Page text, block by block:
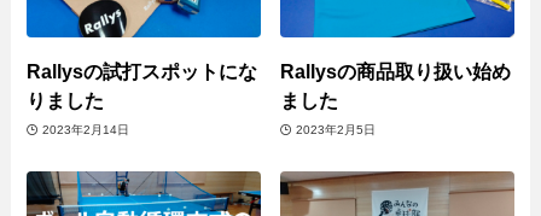
Rallysの試打スポットにな
りました
2023年2月14日
Rallysの商品取り扱い始め
ました
2023年2月5日